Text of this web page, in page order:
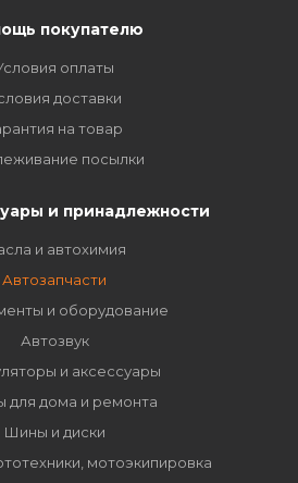
покупателю
оплаты
доставки
на товар
посылки
и принадлежности
и автохимия
Автозапчасти
и оборудование
Автозвук
и аксессуары
для дома и ремонта
Шины и диски
мотоэкипировка